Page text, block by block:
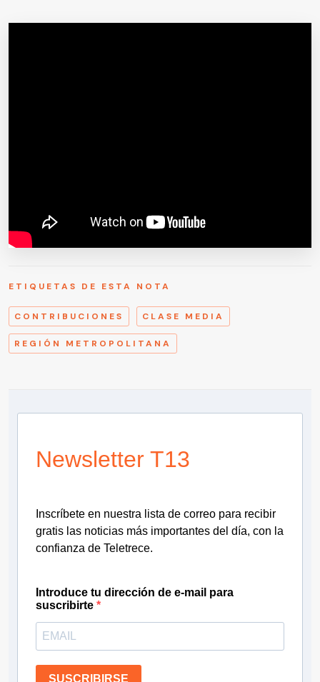
ETIQUETAS DE ESTA NOTA
CONTRIBUCIONES CLASE MEDIA
REGIÓN METROPOLITANA
Newsletter T13
Inscríbete en nuestra lista de correo para recibir
gratis las noticias más importantes del día, con la
confianza de Teletrece.
Introduce tu dirección de e-mail para
suscribirte
SUSCRIBIRSE